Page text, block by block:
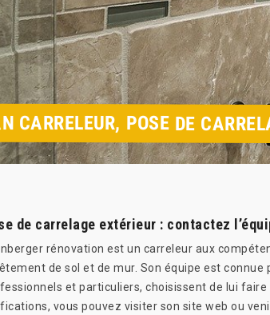
CARRELEUR, POSE DE
de carrelage extérieur : contactez
rénovation est un carreleur aux
de sol et de mur. Son équipe est
et particuliers, choisissent de lui
vous pouvez visiter son site web ou